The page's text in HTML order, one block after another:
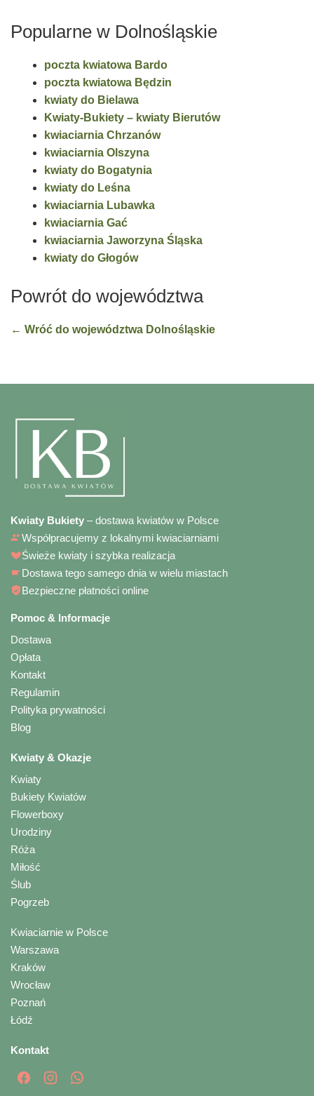
Popularne w Dolnośląskie
poczta kwiatowa Bardo
poczta kwiatowa Będzin
kwiaty do Bielawa
Kwiaty-Bukiety – kwiaty Bierutów
kwiaciarnia Chrzanów
kwiaciarnia Olszyna
kwiaty do Bogatynia
kwiaty do Leśna
kwiaciarnia Lubawka
kwiaciarnia Gać
kwiaciarnia Jaworzyna Śląska
kwiaty do Głogów
Powrót do województwa
← Wróć do województwa Dolnośląskie
Kwiaty Bukiety – dostawa kwiatów w Polsce
Współpracujemy z lokalnymi kwiaciarniami
Świeże kwiaty i szybka realizacja
Dostawa tego samego dnia w wielu miastach
Bezpieczne płatności online
Pomoc & Informacje
Dostawa
Opłata
Kontakt
Regulamin
Polityka prywatności
Blog
Kwiaty & Okazje
Kwiaty
Bukiety Kwiatów
Flowerboxy
Urodziny
Róża
Miłość
Ślub
Pogrzeb
Kwiaciarnie w Polsce
Warszawa
Kraków
Wrocław
Poznań
Łódź
Kontakt